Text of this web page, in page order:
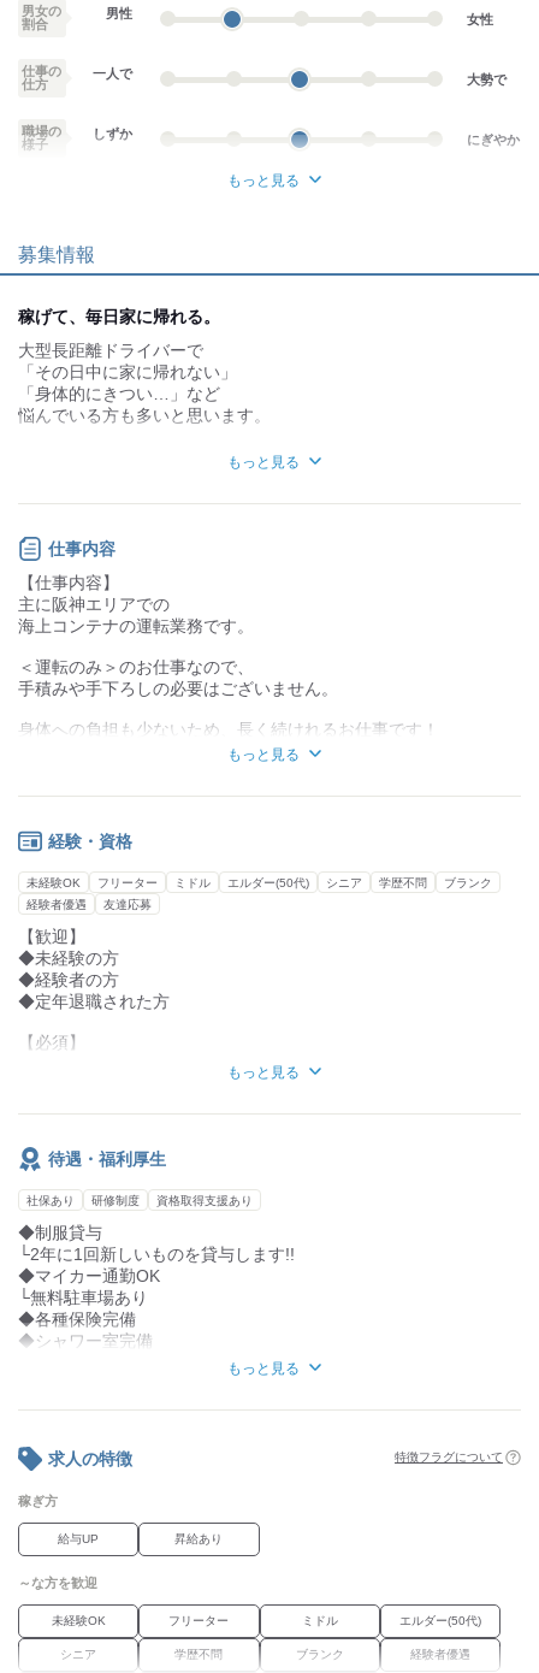
男女の
割合
男性 女性
仕事の
仕方
一人で 大勢で
職場の
様子
しずか にぎやか
個性が生かせる
デスクワーク
お客様との対話が
少ない
力仕事が少ない
もっと見る
募集情報
稼げて、毎日家に帰れる。
大型長距離ドライバーで
「その日中に家に帰れない」
「身体的にきつい…」など
悩んでいる方も多いと思います。
弊社は、阪神間の運送業をしております。
※トラブルが起きた場合は除く
「その日中に帰れるということは、
なかなか稼げないのではないか…」と思う方もいらっしゃいま
す。
弊社は、しっかり従業員に還元できるような仕組みになっており
「いまの職場に不満がある方」「新しく海コンドライバーとして
頑張りたい方」は、
年齢層は20～60代まで幅広いドライバーが活躍中です!!
40・50代でドライバー経験はあるけど…
もっと見る
仕事内容
【仕事内容】
主に阪神エリアでの
海上コンテナの運転業務です。
＜運転のみ＞のお仕事なので、
手積みや手下ろしの必要はございません。
身体への負担も少ないため、長く続けれるお仕事です！
個々に合わせた仕事内容で、無理なく続けられます!
＼＼こんな方大歓迎！／／
◇女性活躍中
◇男性活躍中
◇未経験の方
◇大型免許を持っていない方
◇定年退職したけど、まだまだ働きたい方
◇毎日家に帰って家族との時間を過ごしたい方
＼＼お仕事ポイント／／
◇その日に帰れる
◇令和3年5月に新オフィス移転
もっと見る
経験・資格
未経験OK フリーター ミドル エルダー(50代) シニア 学歴不問
ブランク
経験者優遇
友達応募
【歓迎】
◆未経験の方
◆経験者の方
◆定年退職された方
【必須】
もっと見る
待遇・福利厚生
社保あり 研修制度 資格取得支援あり
◆制服貸与
└2年に1回新しいものを貸与します!!
◆マイカー通勤OK
└無料駐車場あり
◆各種保険完備
◆シャワー室完備
◆資格取得支援制度あり
◆結婚・出産手当あり
もっと見る
求人の特徴 特徴フラグについて
稼ぎ方
給与UP 昇給あり
～な方を歓迎
未経験OK フリーター ミドル エルダー(50代)
シニア 学歴不問 ブランク 経験者優遇